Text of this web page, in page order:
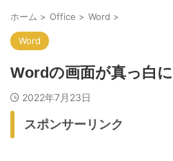
ホーム > Office > Word >
Word
Wordの画面が真っ白
2022年7月23日
スポンサーリンク